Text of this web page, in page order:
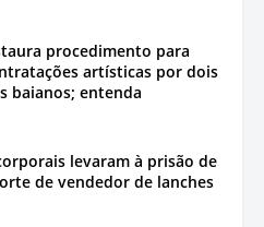
procedimento para
artísticas por dois
baianos; entenda
levaram à prisão de
de vendedor de lanches